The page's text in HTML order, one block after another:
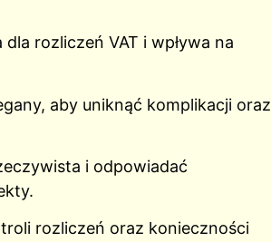
rozliczeń VAT i wpływa na
aby uniknąć komplikacji oraz
i odpowiadać
rozliczeń oraz konieczności